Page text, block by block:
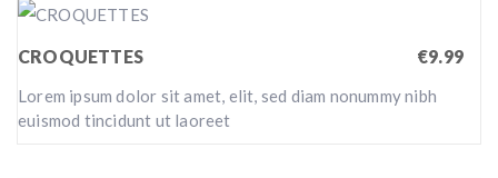
CROQUETTES €9.99
Lorem ipsum dolor sit amet, elit, sed diam nonummy nibh
euismod tincidunt ut laoreet